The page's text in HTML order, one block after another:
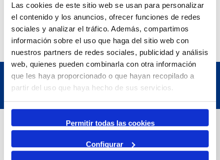
Las cookies de este sitio web se usan para personalizar
el contenido y los anuncios, ofrecer funciones de redes
sociales y analizar el tráfico. Además, compartimos
información sobre el uso que haga del sitio web con
nuestros partners de redes sociales, publicidad y análisis
web, quienes pueden combinarla con otra información
que les haya proporcionado o que hayan recopilado a
partir del uso que haya hecho de sus servicios.
Permitir todas las cookies
Configurar
7 October 2026
Inscripcions a PortAutors/es 2026
El Teatret
Contact